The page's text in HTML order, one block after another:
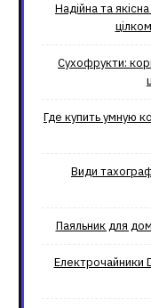
Надійна та
Сухофрукти:
Где купить умную
Види
Паяльник для
Електрочайники